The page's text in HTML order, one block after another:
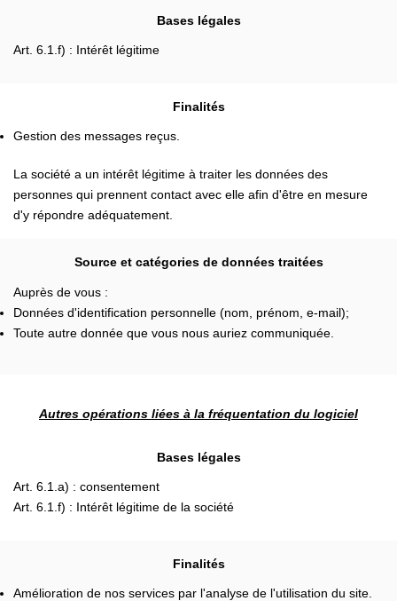
Bases légales
Art. 6.1.f) : Intérêt légitime
Finalités
Gestion des messages reçus.
La société a un intérêt légitime à traiter les données des
personnes qui prennent contact avec elle afin d'être en mesure
d'y répondre adéquatement.
Source et catégories de données traitées
Auprès de vous :
Données d'identification personnelle (nom, prénom, e-mail);
Toute autre donnée que vous nous auriez communiquée.
Autres opérations liées à la fréquentation du logiciel
Bases légales
Art. 6.1.a) : consentement
Art. 6.1.f) : Intérêt légitime de la société
Finalités
Amélioration de nos services par l'analyse de l'utilisation du site.